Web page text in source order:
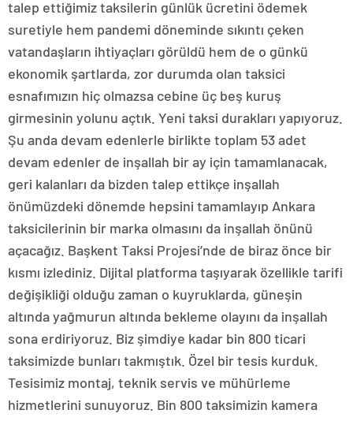
talep ettiğimiz taksilerin günlük ücretini ödemek
suretiyle hem pandemi döneminde sıkıntı çeken
vatandaşların ihtiyaçları görüldü hem de o günkü
ekonomik şartlarda, zor durumda olan taksici
esnafımızın hiç olmazsa cebine üç beş kuruş
girmesinin yolunu açtık. Yeni taksi durakları yapıyoruz.
Şu anda devam edenlerle birlikte toplam 53 adet
devam edenler de inşallah bir ay için tamamlanacak,
geri kalanları da bizden talep ettikçe inşallah
önümüzdeki dönemde hepsini tamamlayıp Ankara
taksicilerinin bir marka olmasını da inşallah önünü
açacağız. Başkent Taksi Projesi’nde de biraz önce bir
kısmı izlediniz. Dijital platforma taşıyarak özellikle tarifi
değişikliği olduğu zaman o kuyruklarda, güneşin
altında yağmurun altında bekleme olayını da inşallah
sona erdiriyoruz. Biz şimdiye kadar bin 800 ticari
taksimizde bunları takmıştık. Özel bir tesis kurduk.
Tesisimiz montaj, teknik servis ve mühürleme
hizmetlerini sunuyoruz. Bin 800 taksimizin kamera